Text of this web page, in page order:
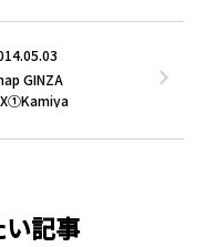
GINZA
記事